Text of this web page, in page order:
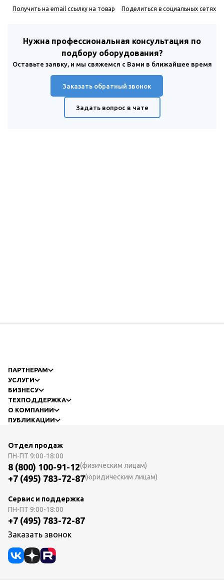
Получить на email ссылку на товар Поделиться в социальных сетях
Нужна профессиональная консультация по
подбору оборудования?
Оставьте заявку, и мы свяжемся с Вами в ближайшее время
Заказать обратный звонок
Задать вопрос в чате
ПАРТНЕРАМ
УСЛУГИ
БИЗНЕСУ
ТЕХПОДДЕРЖКА
О КОМПАНИИ
ПУБЛИКАЦИИ
Отдел продаж
ПН-ПТ 9:00-18:00
8 (800) 100-91-12(физическим лицам)
+7 (495) 783-72-87(юридическим лицам)
Сервис и поддержка
ПН-ПТ 9:00-18:00
+7 (495) 783-72-87
Заказать звонок